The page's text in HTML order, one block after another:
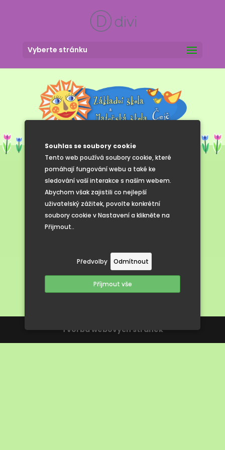
Souhlas se soubory cookie
Tento web používá soubory cookie, které
pomáhají fungování webu a také ke
sledování vaší interakce s naším webem.
Abychom však zajistili co nejlepší
uživatelský zážitek, povolte konkrétní
soubory cookie v Nastavení a klikněte na
Přijmout..
Předvolby Odmítnout
Příjmout vše
Vyberte stránku
Cyklovýlet 5.
třída
Tvorba webových stránek